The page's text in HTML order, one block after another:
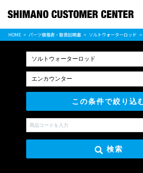
パーツ価格表
PARTS LIST
HOME パーツ価格表・取扱説明書 ソルトウォーターロッド
この条件で絞り込
検索